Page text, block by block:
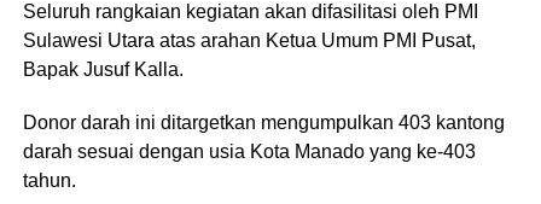
Seluruh rangkaian kegiatan akan difasilitasi oleh PMI
Sulawesi Utara atas arahan Ketua Umum PMI Pusat,
Bapak Jusuf Kalla.
Donor darah ini ditargetkan mengumpulkan 403 kantong
darah sesuai dengan usia Kota Manado yang ke-403
tahun.